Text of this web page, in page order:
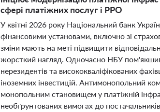
сфері платіжних послуг і РРО
У квітні 2026 року Національний банк
фінансовими установами, включно зі
зміни мають на меті підвищити
жорсткий нагляд. Одночасно НБУ
нерезидентів та висококваліфікованих
іноземних інвестицій. Антимонопольний
монопольним становищем у платіжній
необґрунтованих вимогах до